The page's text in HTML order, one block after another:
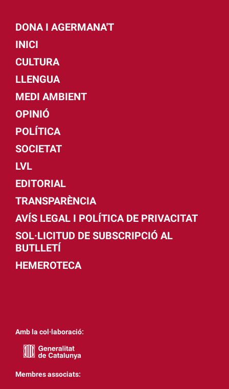
DONA I AGERMANA'T
INICI
CULTURA
LLENGUA
MEDI AMBIENT
OPINIÓ
POLÍTICA
SOCIETAT
LVL
EDITORIAL
TRANSPARÈNCIA
AVÍS LEGAL I POLÍTICA DE PRIVACITAT
SOL·LICITUD DE SUBSCRIPCIÓ AL
BUTLLETÍ
HEMEROTECA
Amb la col·laboració:
Membres associats: